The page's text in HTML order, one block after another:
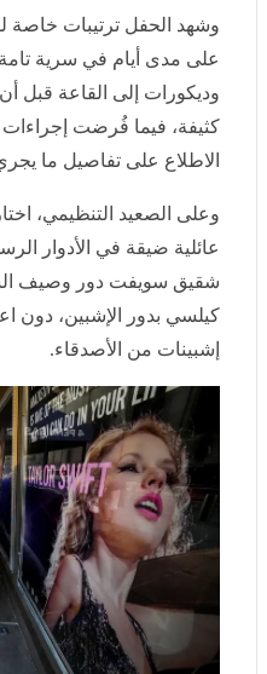
مدى أيام في سرية تامة،
إلى القاعة قبل أن تُغلق
فُرضت إجراءات مشددة لمنع
تفاصيل ما يجري داخله.
عائلية ضيقة في الأدوار
شقيق سويفت دور وصيف
بدور الإشبين، دون اعتماد
الأصدقاء.